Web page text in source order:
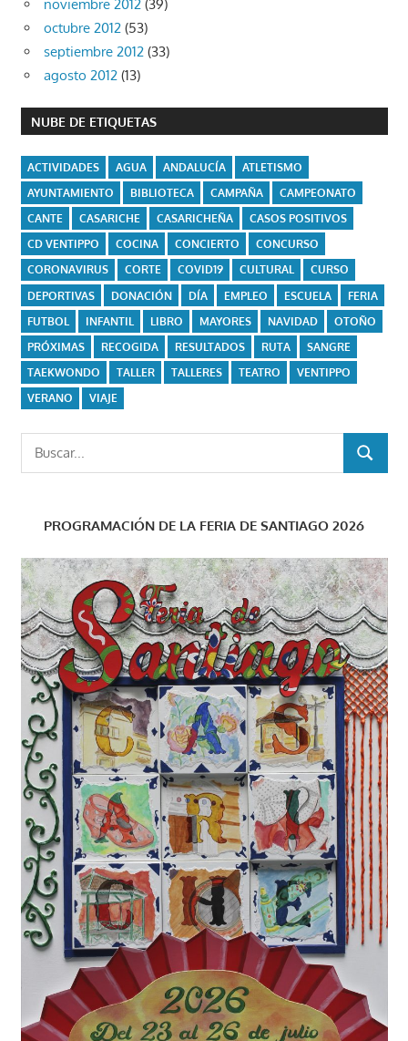
noviembre 2012 (39)
octubre 2012 (53)
septiembre 2012 (33)
agosto 2012 (13)
NUBE DE ETIQUETAS
ACTIVIDADES AGUA ANDALUCÍA
ATLETISMO
AYUNTAMIENTO
BIBLIOTECA CAMPAÑA
CAMPEONATO
CANTE
CASARICHE CASARICHEÑA
CASOS POSITIVOS
CD VENTIPPO
COCINA CONCIERTO
CONCURSO
CORONAVIRUS
CORTE COVID19 CULTURAL
CURSO
DEPORTIVAS
DONACIÓN DÍA EMPLEO ESCUELA
FERIA
FUTBOL
INFANTIL LIBRO MAYORES NAVIDAD
OTOÑO
PRÓXIMAS
RECOGIDA RESULTADOS RUTA
SANGRE
TAEKWONDO
TALLER TALLERES TEATRO
VENTIPPO
VERANO
VIAJE
Buscar:
BUSCAR
PROGRAMACIÓN DE LA FERIA DE SANTIAGO 2026